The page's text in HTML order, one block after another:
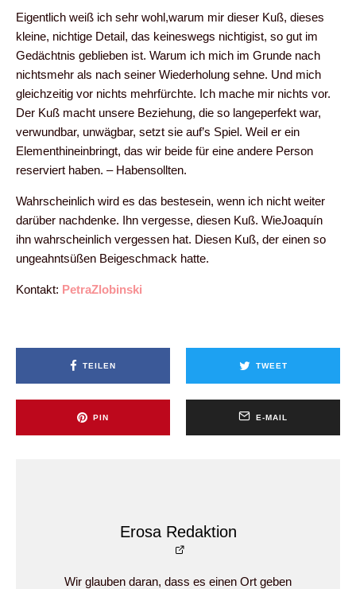
Eigentlich weiß ich sehr wohl,warum mir dieser Kuß, dieses
kleine, nichtige Detail, das keineswegs nichtigist, so gut im
Gedächtnis geblieben ist. Warum ich mich im Grunde nach
nichtsmehr als nach seiner Wiederholung sehne. Und mich
gleichzeitig vor nichts mehrfürchte. Ich mache mir nichts vor.
Der Kuß macht unsere Beziehung, die so langeperfekt war,
verwundbar, unwägbar, setzt sie auf’s Spiel. Weil er ein
Elementhineinbringt, das wir beide für eine andere Person
reserviert haben. – Habensollten.
Wahrscheinlich wird es das bestesein, wenn ich nicht weiter
darüber nachdenke. Ihn vergesse, diesen Kuß. WieJoaquín
ihn wahrscheinlich vergessen hat. Diesen Kuß, der einen so
ungeahntsüßen Beigeschmack hatte.
Kontakt: PetraZlobinski
TEILEN TWEET
PIN E-MAIL
Erosa Redaktion
Wir glauben daran, dass es einen Ort geben